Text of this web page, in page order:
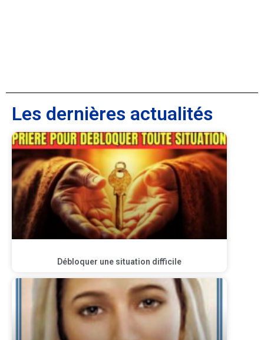
Les dernières actualités
Débloquer une situation difficile